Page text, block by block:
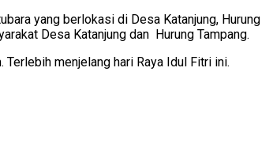
yang berlokasi di Desa Katanjung, Hurung
Desa Katanjung dan Hurung Tampang.
menjelang hari Raya Idul Fitri ini.